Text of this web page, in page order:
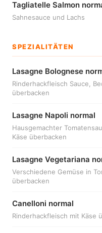
Tagliatelle Salmon
Sahnesauce und Lachs
SPEZIALITÄTEN
Lasagne Bolognese
Rinderhackfleisch Sauce,
überbacken
Lasagne Napoli normal
Hausgemachter
Käse überbacken
Lasagne Vegetariana
Verschiedene Gemüse in
überbacken
Canelloni normal
Rinderhackfleisch mit Käse